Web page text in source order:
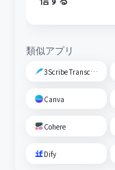
類似アプリ
3Scribe Transcription
Canva
Cohere
Dify